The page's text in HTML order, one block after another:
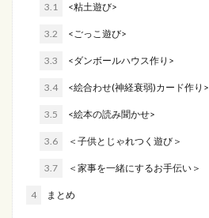
3.1 <粘土遊び>
3.2 <ごっこ遊び>
3.3 <ダンボールハウス作り>
3.4 <絵合わせ(神経衰弱)カード作り>
3.5 <絵本の読み聞かせ>
3.6 ＜子供とじゃれつく遊び＞
3.7 ＜家事を一緒にするお手伝い＞
4 まとめ